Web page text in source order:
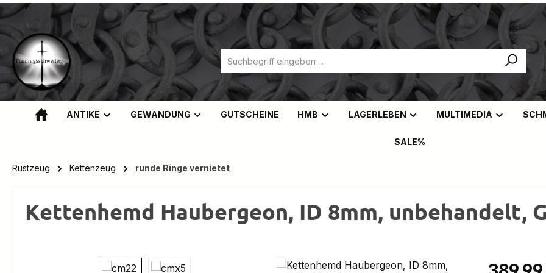
Hauptinhalt springen
Zur Suche springen
Zur Hauptnavigation springen
ANTIKE GEWANDUNG GUTSCHEINE HMB LAGERLEBEN MULTIMEDIA
SALE%
Rüstzeug Kettenzeug runde Ringe vernietet
Kettenhemd Haubergeon, ID 8mm, unbehandelt,
Bildergalerie überspringen Regulärer